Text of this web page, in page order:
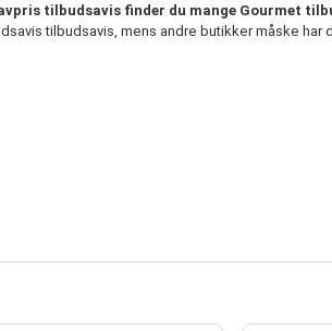
tilbudsavis finder du mange Gourmet
tilbudsavis, mens andre butikker måske har